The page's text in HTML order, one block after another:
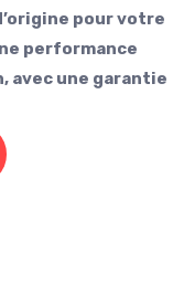
pour votre
performance
avec une garantie